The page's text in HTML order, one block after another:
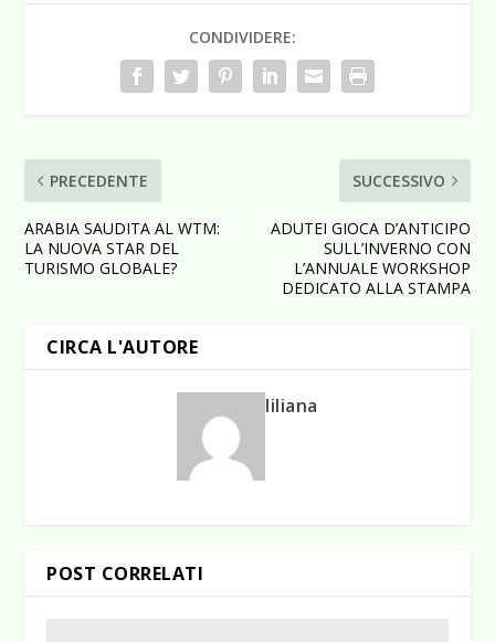
CONDIVIDERE:
PRECEDENTE
ARABIA SAUDITA AL WTM:
LA NUOVA STAR DEL
TURISMO GLOBALE?
SUCCESSIVO
ADUTEI GIOCA D’ANTICIPO
SULL’INVERNO CON
L’ANNUALE WORKSHOP
DEDICATO ALLA STAMPA
CIRCA L'AUTORE
liliana
POST CORRELATI